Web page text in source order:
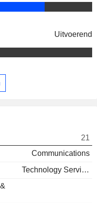
Uitvoerend
21
Communications
Technology Services